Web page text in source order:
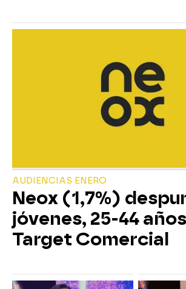
AUDIENCIAS ENERO
Neox (1,7%)
jóvenes, 25-44
Target Comercial